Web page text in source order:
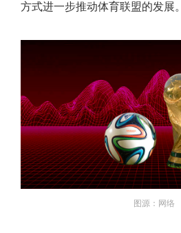
方式进一步推动体育联盟的发展。
图源：网络